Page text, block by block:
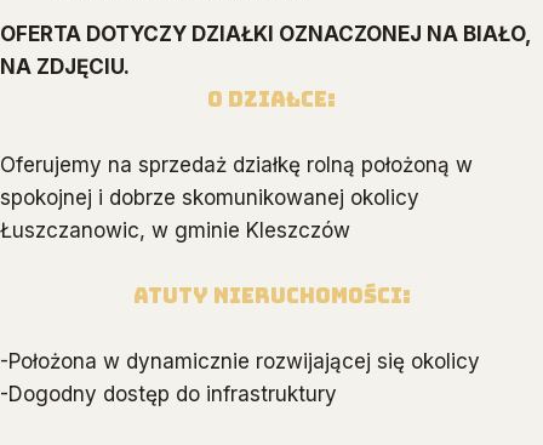
OFERTA DOTYCZY DZIAŁKI OZNACZONEJ NA BIAŁO,
NA ZDJĘCIU.
O DZIAŁCE:
Oferujemy na sprzedaż działkę rolną położoną w
spokojnej i dobrze skomunikowanej okolicy
Łuszczanowic, w gminie Kleszczów
Atuty nieruchomości:
-Położona w dynamicznie rozwijającej się okolicy
-Dogodny dostęp do infrastruktury